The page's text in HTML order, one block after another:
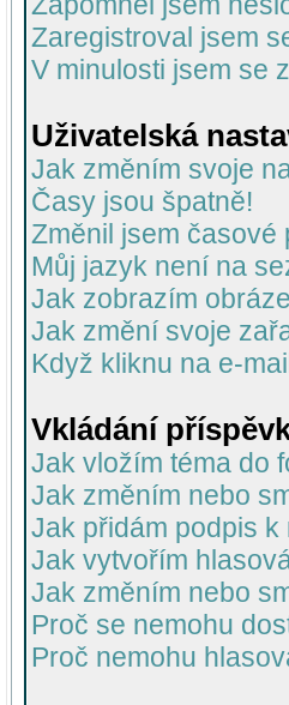
Zaregistroval jsem
V minulosti jsem se
Uživatelská
Jak změním svoje
Časy jsou špatně!
Změnil jsem časové
Můj jazyk není na
Jak zobrazím
Jak změní svoje
Když kliknu na e-
Vkládání
Jak vložím téma do
Jak změním nebo
Jak přidám podpis
Jak vytvořím
Jak změním nebo
Proč se nemohu
Proč nemohu